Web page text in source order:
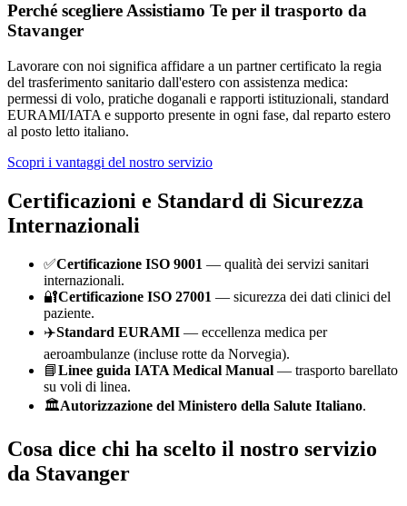
Perché scegliere Assistiamo Te per il trasporto da
Stavanger
Lavorare con noi significa affidare a un partner certificato la regia
del trasferimento sanitario dall'estero con assistenza medica:
permessi di volo, pratiche doganali e rapporti istituzionali, standard
EURAMI/IATA e supporto presente in ogni fase, dal reparto estero
al posto letto italiano.
Scopri i vantaggi del nostro servizio
Certificazioni e Standard di Sicurezza
Internazionali
✅Certificazione ISO 9001 — qualità dei servizi sanitari
internazionali.
🔐Certificazione ISO 27001 — sicurezza dei dati clinici del
paziente.
✈️Standard EURAMI — eccellenza medica per
aeroambulanze (incluse rotte da Norvegia).
📘Linee guida IATA Medical Manual — trasporto barellato
su voli di linea.
🏛️Autorizzazione del Ministero della Salute Italiano.
Cosa dice chi ha scelto il nostro servizio
da Stavanger